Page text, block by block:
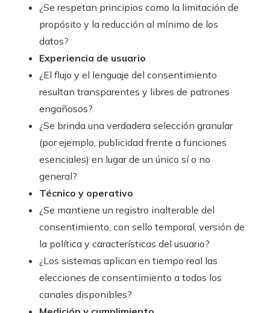
¿Se respetan principios como la limitación de
propósito y la reducción al mínimo de los
datos?
Experiencia de usuario
¿El flujo y el lenguaje del consentimiento
resultan transparentes y libres de patrones
engañosos?
¿Se brinda una verdadera selección granular
(por ejemplo, publicidad frente a funciones
esenciales) en lugar de un único sí o no
general?
Técnico y operativo
¿Se mantiene un registro inalterable del
consentimiento, con sello temporal, versión de
la política y características del usuario?
¿Los sistemas aplican en tiempo real las
elecciones de consentimiento a todos los
canales disponibles?